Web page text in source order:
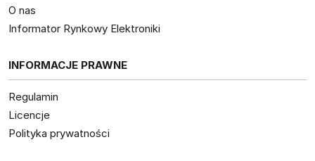
O nas
Informator Rynkowy Elektroniki
INFORMACJE PRAWNE
Regulamin
Licencje
Polityka prywatności